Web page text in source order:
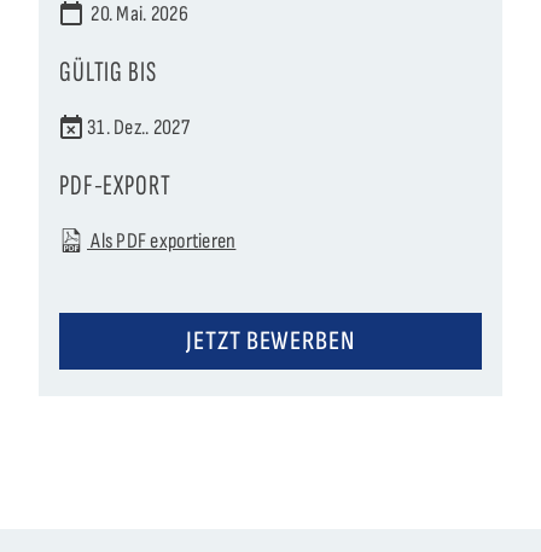
20. Mai. 2026
GÜLTIG BIS
31. Dez.. 2027
PDF-EXPORT
Als PDF exportieren
JETZT BEWERBEN